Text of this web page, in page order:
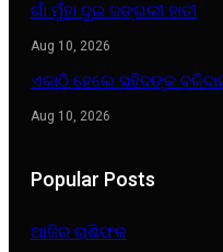
ଗାଁ ମୁଁହା ଦୁଇ ଜଙ୍ଗଲୀ ହାତୀ
Aug 10, 2026
ଏକାଠି ହେଲେ ସହିଦଙ୍କ
Aug 10, 2026
Popular Posts
ଆଜିର ରାଶିଫଳ